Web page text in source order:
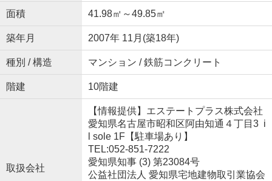
面積 41.98㎡～49.85㎡
築年月 2007年 11月(築18年)
種別 / 構造 マンション / 鉄筋コンクリート
階建 10階建
取扱会社
【情報提供】エステートプラス株式会社
愛知県名古屋市昭和区阿由知通４丁目3 i
l sole 1F【駐車場あり】
TEL:052-851-7222
愛知県知事 (3) 第23084号
公益社団法人 愛知県宅地建物取引業協会